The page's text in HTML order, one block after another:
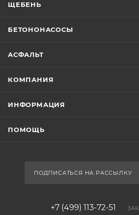
ЩЕБЕНЬ
БЕТОНОНАСОСЫ
АСФАЛЬТ
КОМПАНИЯ
ИНФОРМАЦИЯ
ПОМОЩЬ
ПОДПИСАТЬСЯ НА РАССЫЛКУ
+7 (499) 113-72-51